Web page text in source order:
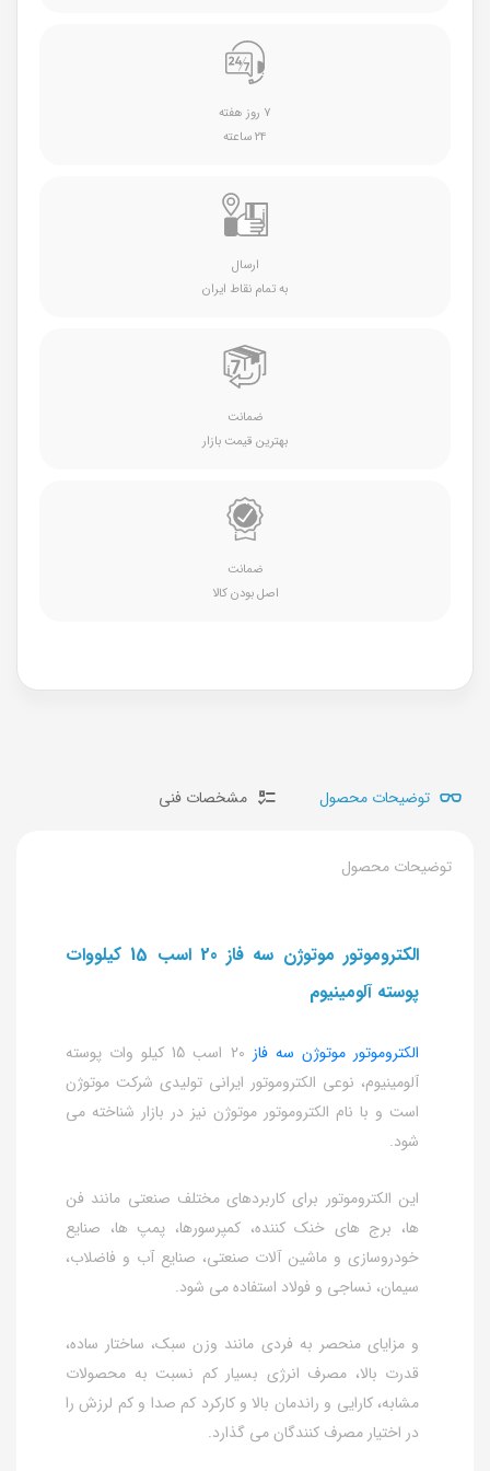
۷ روز هفته
۲۴ ساعته
ارسال
به تمام نقاط ایران
ضمانت
بهترین قیمت بازار
ضمانت
اصل بودن کالا
توضیحات محصول مشخصات فنی
توضیحات محصول
الکتروموتور موتوژن سه فاز 20 اسب 15 کیلووات
پوسته آلومینیوم
الکتروموتور موتوژن سه فاز
20 اسب 15 کیلو وات پوسته
آلومینیوم، نوعی الکتروموتور ایرانی تولیدی شرکت موتوژن
است و با نام الکتروموتور موتوژن نیز در بازار شناخته می
شود.
این الکتروموتور برای کاربردهای مختلف صنعتی مانند فن
ها، برج های خنک کننده، کمپرسورها، پمپ ها، صنایع
خودروسازی و ماشین آلات صنعتی، صنایع آب و فاضلاب،
سیمان، نساجی و فولاد استفاده می شود.
و مزایای منحصر به فردی مانند وزن سبک، ساختار ساده،
قدرت بالا، مصرف انرژی بسیار کم نسبت به محصولات
مشابه، کارایی و راندمان بالا و کارکرد کم صدا و کم لرزش را
در اختیار مصرف کنندگان می گذارد.